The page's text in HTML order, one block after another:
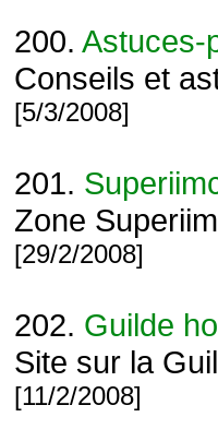
200. Astuces-
Conseils et
[5/3/2008]
201.
Zone
[29/2/2008]
202. Guilde
Site sur la
[11/2/2008]